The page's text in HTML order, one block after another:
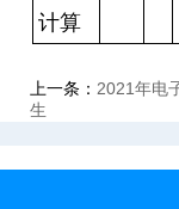
计算
上一条： 2021年电
生